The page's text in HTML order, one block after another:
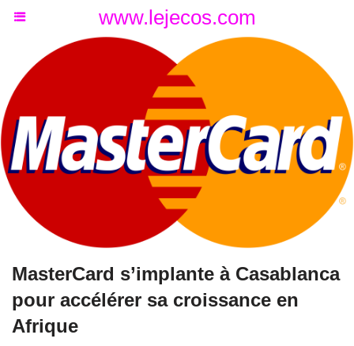
www.lejecos.com
MasterCard s’implante à Casablanca
pour accélérer sa croissance en
Afrique